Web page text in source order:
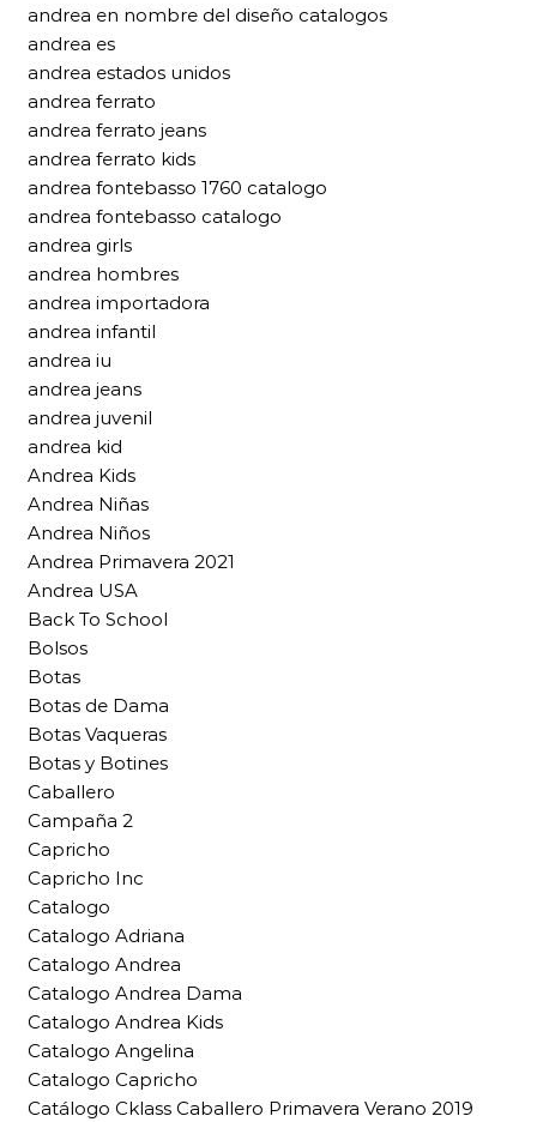
andrea en nombre del diseño catalogos
andrea es
andrea estados unidos
andrea ferrato
andrea ferrato jeans
andrea ferrato kids
andrea fontebasso 1760 catalogo
andrea fontebasso catalogo
andrea girls
andrea hombres
andrea importadora
andrea infantil
andrea iu
andrea jeans
andrea juvenil
andrea kid
Andrea Kids
Andrea Niñas
Andrea Niños
Andrea Primavera 2021
Andrea USA
Back To School
Bolsos
Botas
Botas de Dama
Botas Vaqueras
Botas y Botines
Caballero
Campaña 2
Capricho
Capricho Inc
Catalogo
Catalogo Adriana
Catalogo Andrea
Catalogo Andrea Dama
Catalogo Andrea Kids
Catalogo Angelina
Catalogo Capricho
Catálogo Cklass Caballero Primavera Verano 2019